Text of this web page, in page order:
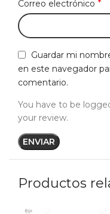
Correo electrónico *
Guardar mi
en este navegador
comentario.
You have to be
your review.
Productos